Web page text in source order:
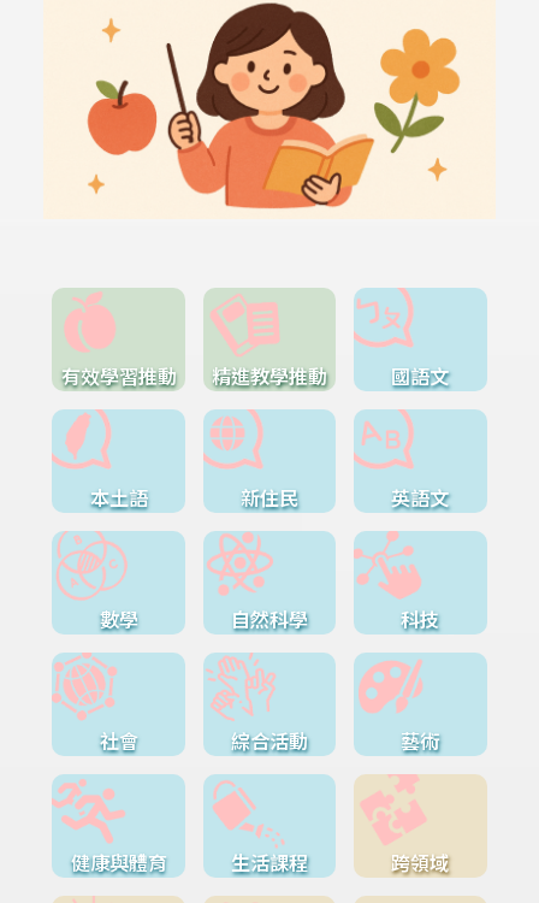
有效學習推動 精進教學推動 國語文
本土語 新住民 英語文
數學 自然科學 科技
社會 綜合活動 藝術
健康與體育 生活課程 跨領域